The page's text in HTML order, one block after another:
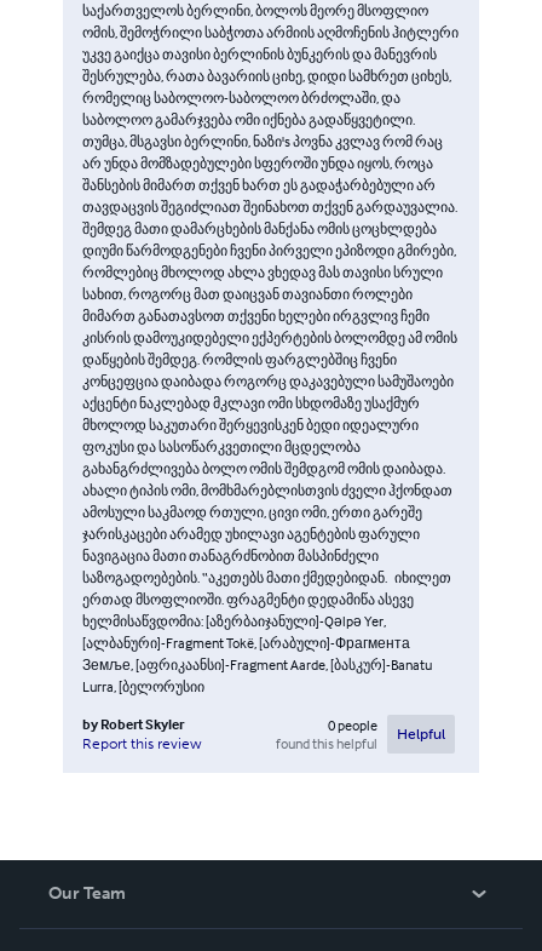
საქართველოს ბერლინი, ბოლოს მეორე მსოფლიო
ომის, შემოჭრილი საბჭოთა არმიის აღმოჩენის ჰიტლერი
უკვე გაიქცა თავისი ბერლინის ბუნკერის და მანევრის
შესრულება, რათა ბავარიის ციხე, დიდი სამხრეთ ციხეს,
რომელიც საბოლოო-საბოლოო ბრძოლაში, და
საბოლოო გამარჯვება ომი იქნება გადაწყვეტილი.
თუმცა, მსგავსი ბერლინი, ნაზი's პოვნა კვლავ რომ რაც
არ უნდა მომზადებულები სფეროში უნდა იყოს, როცა
შანსების მიმართ თქვენ ხართ ეს გადაჭარბებული არ
თავდაცვის შეგიძლიათ შეინახოთ თქვენ გარდაუვალია.
შემდეგ მათი დამარცხების მანქანა ომის ცოცხლდება
დიუმი წარმოდგენები ჩვენი პირველი ეპიზოდი გმირები,
რომლებიც მხოლოდ ახლა ვხედავ მას თავისი სრული
სახით, როგორც მათ დაიცვან თავიანთი როლები
მიმართ განათავსოთ თქვენი ხელები ირგვლივ ჩემი
კისრის დამოუკიდებელი ექპერტების ბოლომდე ამ ომის
დაწყების შემდეგ. რომლის ფარგლებშიც ჩვენი
კონცეფცია დაიბადა როგორც დაკავებული სამუშაოები
აქცენტი ნაკლებად მკლავი ომი სხდომაზე უსაქმურ
მხოლოდ საკუთარი შერყევისკენ ბედი იდეალური
ფოკუსი და სასოწარკვეთილი მცდელობა
გახანგრძლივება ბოლო ომის შემდგომ ომის დაიბადა.
ახალი ტიპის ომი, მომხმარებლისთვის ძველი ჰქონდათ
ამოსული საკმაოდ რთული, ცივი ომი, ერთი გარეშე
ჯარისკაცები არამედ უხილავი აგენტების ფარული
ნავიგაცია მათი თანაგრძნობით მასპინძელი
საზოგადოებების. “აკეთებს მათი ქმედებიდან. იხილეთ
ერთად მსოფლიოში. ფრაგმენტი დედამიწა ასევე
ხელმისაწვდომია: [აზერბაიჯანული]-Qəlpə Yer,
[ალბანური]-Fragment Tokë, [არაბული]-Фрагмента
Земље, [აფრიკაანსი]-Fragment Aarde, [ბასკურ]-Banatu
Lurra, [ბელორუსიი
by Robert Skyler
Report this review
0people
found this helpful
Helpful
Our Team